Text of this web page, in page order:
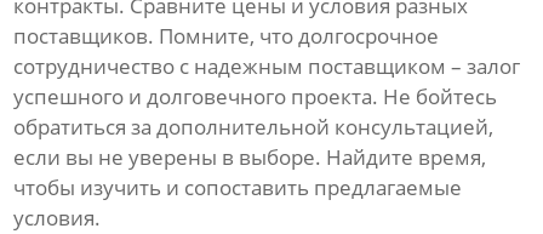
контракты. Сравните цены и условия разных
поставщиков. Помните, что долгосрочное
сотрудничество с надежным поставщиком – залог
успешного и долговечного проекта. Не бойтесь
обратиться за дополнительной консультацией,
если вы не уверены в выборе. Найдите время,
чтобы изучить и сопоставить предлагаемые
условия.